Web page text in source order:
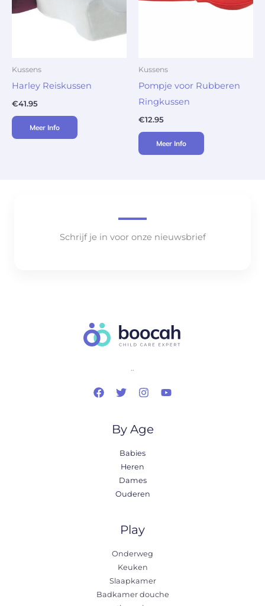
Kussens
Harley Reiskussen
€41.95
Meer Info
Kussens
Pompje voor Rubberen
Ringkussen
€12.95
Meer Info
Schrijf je in voor onze nieuwsbrief
..
By Age
Babies
Heren
Dames
Ouderen
Play
Onderweg
Keuken
Slaapkamer
Badkamer douche